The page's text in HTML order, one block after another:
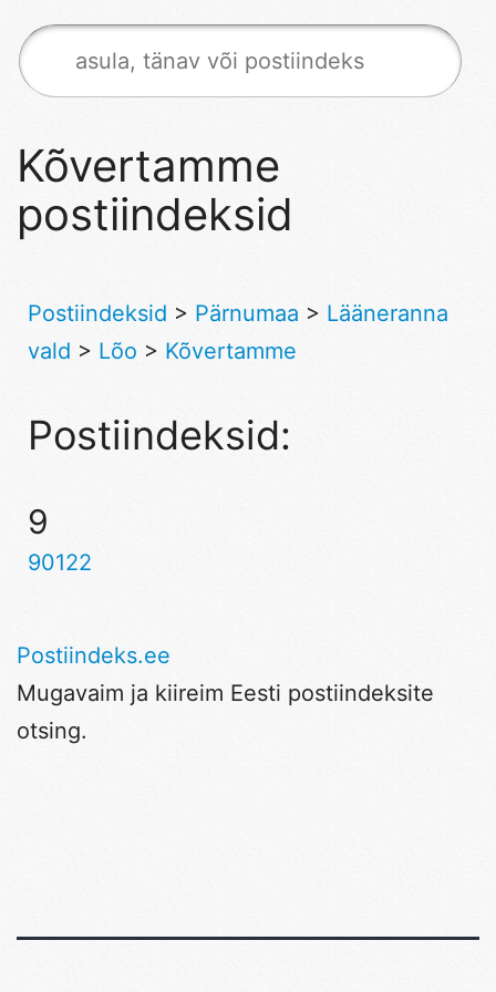
Kõvertamme
postiindeksid
Postiindeksid > Pärnumaa > Lääneranna
vald > Lõo > Kõvertamme
Postiindeksid:
9
90122
Postiindeks.ee
Mugavaim ja kiireim Eesti postiindeksite
otsing.